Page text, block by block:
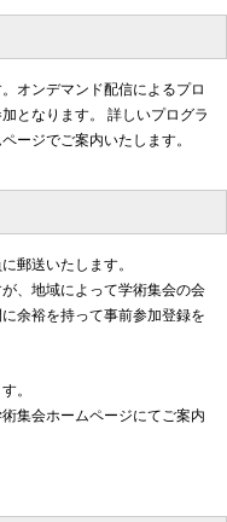
オンデマンド配信によるプロ
となります。 詳しいプログラ
ージでご案内いたします。
郵送いたします。
、地域によって学術集会の会
余裕を持って事前参加登録を
。
集会ホームページにてご案内